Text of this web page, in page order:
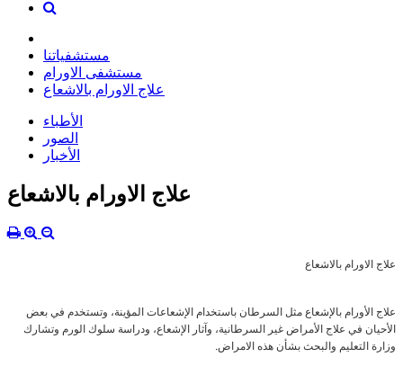
مستشفياتنا
مستشفى الاورام
علاج الاورام بالاشعاع
الأطباء
الصور
الأخبار
علاج الاورام بالاشعاع
علاج الاورام بالاشعاع
علاج الأورام بالإشعاع مثل السرطان باستخدام الإشعاعات المؤينة، وتستخدم في بعض
الأحيان في علاج الأمراض غير السرطانية، وآثار الإشعاع، ودراسة سلوك الورم وتشارك
وزارة التعليم والبحث بشأن هذه الامراض